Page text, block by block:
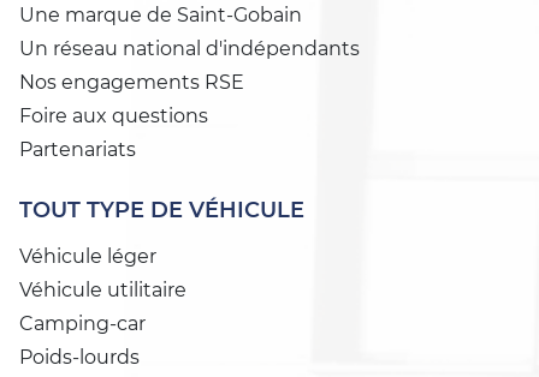
Une marque de Saint-Gobain
Un réseau national d'indépendants
Nos engagements RSE
Foire aux questions
Partenariats
TOUT TYPE DE VÉHICULE
Véhicule léger
Véhicule utilitaire
Camping-car
Poids-lourds